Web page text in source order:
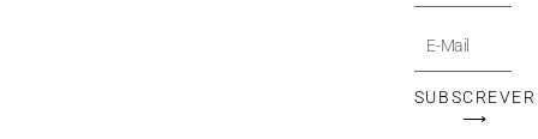
E-
Mail
SUBSCREVER
⟶